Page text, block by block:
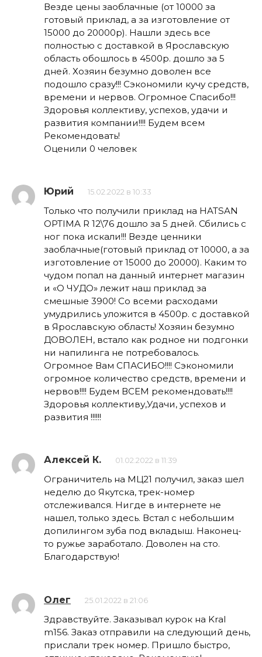
Везде цены заоблачные (от 10000 за
готовый приклад, а за изготовление от
15000 до 20000р). Нашли здесь все
полностью с доставкой в Ярославскую
область обошлось в 4500р. дошло за 5
дней. Хозяин безумно доволен все
подошло сразу!!! Сэкономили кучу средств,
времени и нервов. Огромное Спасибо!!!
Здоровья коллективу, успехов, удачи и
развития компании!!!! Будем всем
Рекомендовать!
Оценили 0 человек
Юрий 15.02.2022 в 10:33
Только что получили приклад на HATSAN
OPTIMA R 12\76 дошло за 5 дней. Сбились с
ног пока искали!!! Везде ценники
заоблачные(готовый приклад от 10000, а за
изготовление от 15000 до 20000). Каким то
чудом попал на данный интернет магазин
и «О ЧУДО» лежит наш приклад за
смешные 3900! Со всеми расходами
умудрились уложится в 4500р. с доставкой
в Ярославскую область! Хозяин безумно
ДОВОЛЕН, встало как родное ни подгонки
ни напилинга не потребовалось.
Огромное Вам СПАСИБО!!!! Сэкономили
огромное количество средств, времени и
нервов!!!! Будем ВСЕМ рекомендовать!!!!
Здоровья коллективу,Удачи, успехов и
развития !!!!!!
Алексей К. 01.02.2022 в 11:39
Ограничитель на МЦ21 получил, заказ шел
неделю до Якутска, трек-номер
отслеживался. Нигде в интернете не
нашел, только здесь. Встал с небольшим
допилингом зуба под вкладыш. Наконец-
то ружье заработало. Доволен на сто.
Благодарствую!
Олег 25.01.2022 в 21:06
Здравствуйте. Заказывал курок на Kral
m156. Заказ отправили на следующий день,
прислали трек номер. Пришло быстро,